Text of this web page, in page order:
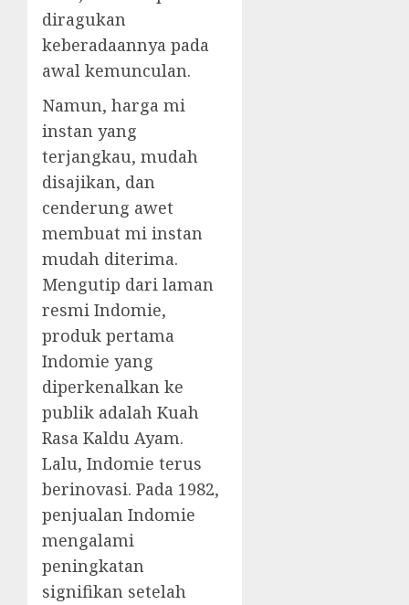
diragukan
keberadaannya pada
awal kemunculan.
Namun, harga mi
instan yang
terjangkau, mudah
disajikan, dan
cenderung awet
membuat mi instan
mudah diterima.
Mengutip dari laman
resmi Indomie,
produk pertama
Indomie yang
diperkenalkan ke
publik adalah Kuah
Rasa Kaldu Ayam.
Lalu, Indomie terus
berinovasi. Pada 1982,
penjualan Indomie
mengalami
peningkatan
signifikan setelah